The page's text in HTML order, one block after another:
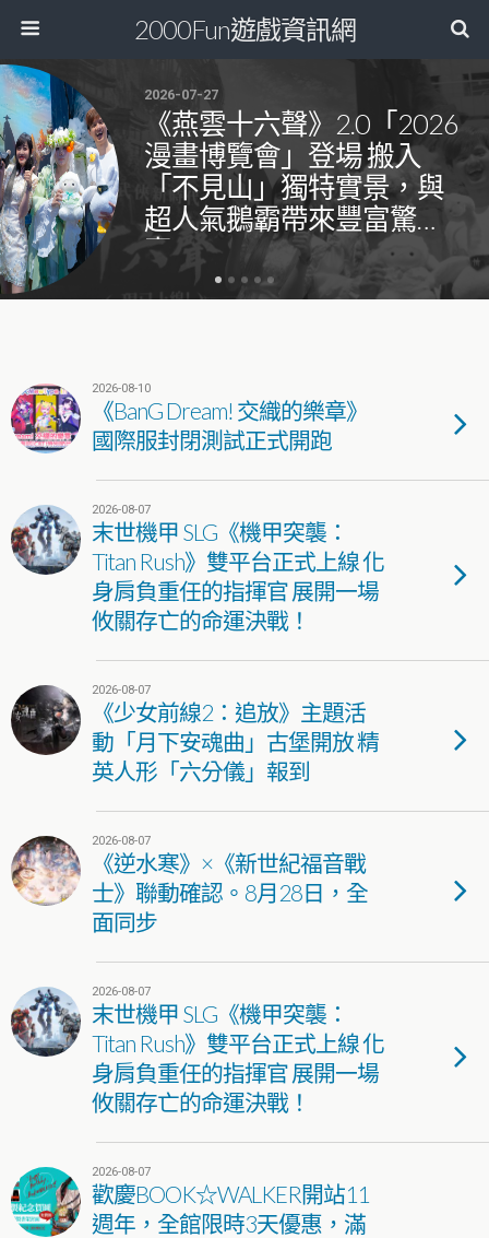
2000Fun遊戲資訊網
2026-07-27
《燕雲十六聲》2.0「2026
漫畫博覽會」登場 搬入
「不見山」獨特實景，與
超人氣鵝霸帶來豐富驚
喜！
2026-08-10
《BanG Dream! 交織的樂章》
國際服封閉測試正式開跑
2026-08-07
末世機甲 SLG《機甲突襲：
Titan Rush》雙平台正式上線 化
身肩負重任的指揮官 展開一場
攸關存亡的命運決戰！
2026-08-07
《少女前線2：追放》主題活
動「月下安魂曲」古堡開放 精
英人形「六分儀」報到
2026-08-07
《逆水寒》×《新世紀福音戰
士》聯動確認。8月28日，全
面同步
2026-08-07
末世機甲 SLG《機甲突襲：
Titan Rush》雙平台正式上線 化
身肩負重任的指揮官 展開一場
攸關存亡的命運決戰！
2026-08-07
歡慶BOOK☆WALKER開站11
週年，全館限時3天優惠，滿